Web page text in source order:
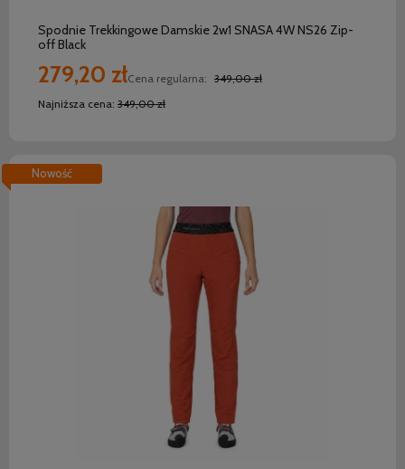
Spodnie Trekkingowe Damskie 2w1 SNASA 4W NS26 Zip-
off Black
279,20 złCena regularna: 349,00 zł
Najniższa cena: 349,00 zł
do koszyka
Nowość